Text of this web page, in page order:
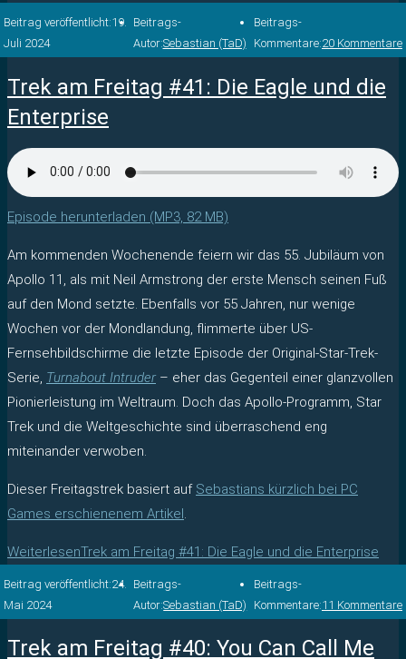
Beitrag veröffentlicht:19.
Juli 2024
Beitrags-
Autor:Sebastian (TaD)
Beitrags-
Kommentare:20 Kommentare
Trek am Freitag #41: Die Eagle und die
Enterprise
Episode herunterladen (MP3, 82 MB)
Am kommenden Wochenende feiern wir das 55. Jubiläum von
Apollo 11, als mit Neil Armstrong der erste Mensch seinen Fuß
auf den Mond setzte. Ebenfalls vor 55 Jahren, nur wenige
Wochen vor der Mondlandung, flimmerte über US-
Fernsehbildschirme die letzte Episode der Original-Star-Trek-
Serie, Turnabout Intruder– eher das Gegenteil einer glanzvollen
Pionierleistung im Weltraum. Doch das Apollo-Programm, Star
Trek und die Weltgeschichte sind überraschend eng
miteinander verwoben.
Dieser Freitagstrek basiert auf Sebastians kürzlich bei PC
Games erschienenem Artikel.
WeiterlesenTrek am Freitag #41: Die Eagle und die Enterprise
Beitrag veröffentlicht:24.
Mai 2024
Beitrags-
Autor:Sebastian (TaD)
Beitrags-
Kommentare:11 Kommentare
Trek am Freitag #40: You Can Call Me